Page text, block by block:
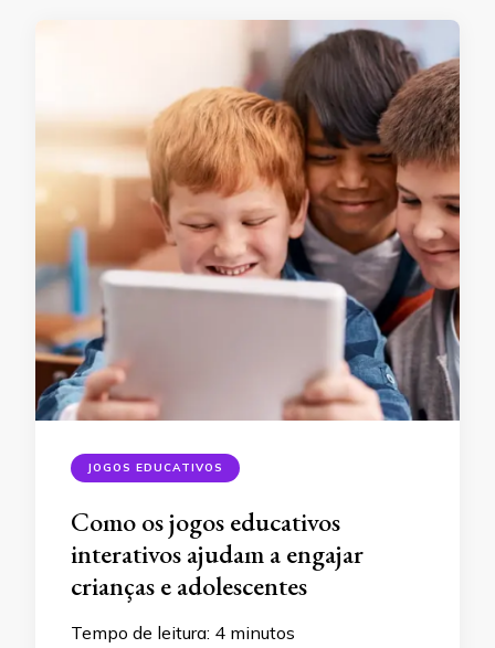
JOGOS EDUCATIVOS
Como os jogos educativos
interativos ajudam a engajar
crianças e adolescentes
Tempo de leitura: 4 minutos